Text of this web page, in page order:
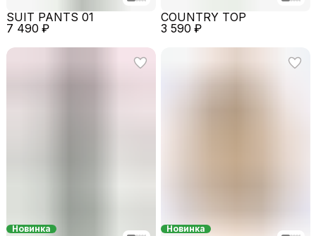
7 490 ₽
SUIT PANTS 01
3 590 ₽
COUNTRY TOP
Новинка Новинка